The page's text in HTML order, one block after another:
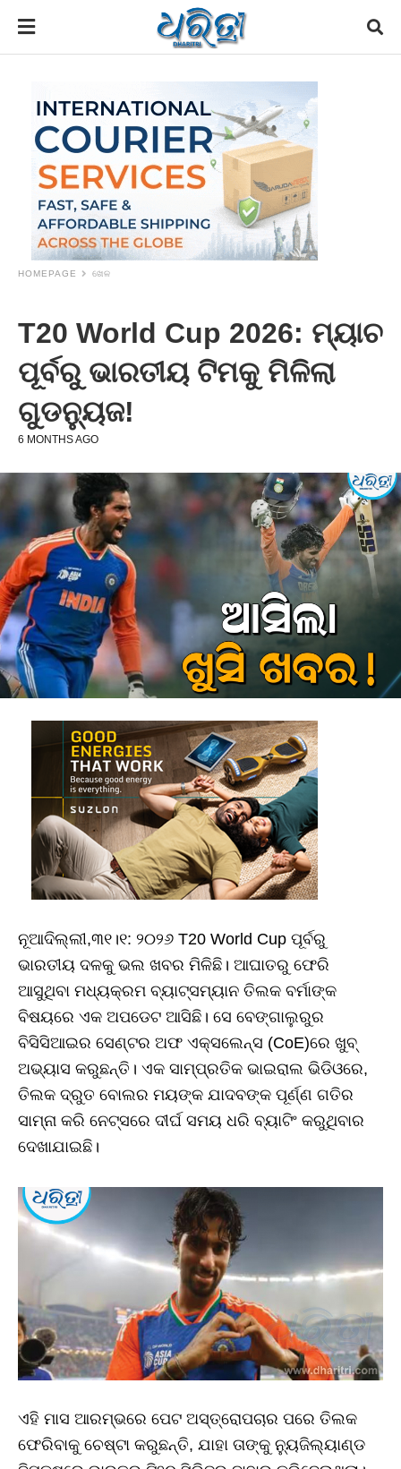
HOMEPAGE ଖେଳ
T20 World Cup 2026: ମ୍ୟାଚ
ପୂର୍ବରୁ ଭାରତୀୟ ଟିମକୁ ମିଳିଲା
ଗୁଡନ୍ୟୁଜ!
6 MONTHS AGO
ନୂଆଦିଲ୍ଲୀ,୩୧।୧: ୨୦୨୬ T20 World Cup ପୂର୍ବରୁ
ଭାରତୀୟ ଦଳକୁ ଭଲ ଖବର ମିଳିଛି। ଆଘାତରୁ ଫେରି
ଆସୁଥିବା ମଧ୍ୟକ୍ରମ ବ୍ୟାଟ୍ସମ୍ୟାନ ତିଲକ ବର୍ମାଙ୍କ
ବିଷୟରେ ଏକ ଅପଡେଟ ଆସିଛି। ସେ ବେଙ୍ଗାଲୁରୁର
ବିସିସିଆଇର ସେଣ୍ଟର ଅଫ ଏକ୍ସଲେନ୍ସ (CoE)ରେ ଖୁବ୍‌
ଅଭ୍ୟାସ କରୁଛନ୍ତି। ଏକ ସାମ୍ପ୍ରତିକ ଭାଇରାଲ ଭିଡିଓରେ,
ତିଲକ ଦ୍ରୁତ ବୋଲର ମୟଙ୍କ ଯାଦବଙ୍କ ପୂର୍ଣ୍ଣ ଗତିର
ସାମ୍ନା କରି ନେଟ୍ସରେ ଦୀର୍ଘ ସମୟ ଧରି ବ୍ୟାଟିଂ କରୁଥିବାର
ଦେଖାଯାଇଛି।
ଏହି ମାସ ଆରମ୍ଭରେ ପେଟ ଅସ୍ତ୍ରୋପଚାର ପରେ ତିଲକ
ଫେରିବାକୁ ଚେଷ୍ଟା କରୁଛନ୍ତି, ଯାହା ତାଙ୍କୁ ନ୍ୟୁଜିଲ୍ୟାଣ୍ଡ